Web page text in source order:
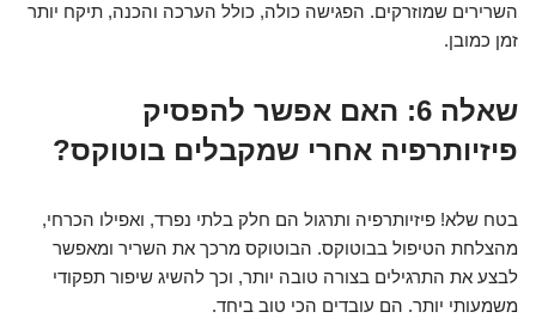
השרירים שמוזרקים. הפגישה כולה, כולל הערכה והכנה, תיקח יותר
זמן כמובן.
שאלה 6: האם אפשר להפסיק
פיזיותרפיה אחרי שמקבלים בוטוקס?
בטח שלא! פיזיותרפיה ותרגול הם חלק בלתי נפרד, ואפילו הכרחי,
מהצלחת הטיפול בבוטוקס. הבוטוקס מרכך את השריר ומאפשר
לבצע את התרגילים בצורה טובה יותר, וכך להשיג שיפור תפקודי
משמעותי יותר. הם עובדים הכי טוב ביחד.